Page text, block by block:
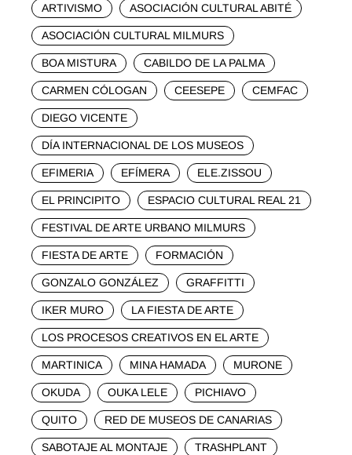
ARTIVISMO ASOCIACIÓN CULTURAL ABITÉ
ASOCIACIÓN CULTURAL MILMURS
BOA MISTURA CABILDO DE LA PALMA
CARMEN CÓLOGAN CEESEPE CEMFAC
DIEGO VICENTE
DÍA INTERNACIONAL DE LOS MUSEOS
EFIMERIA EFÍMERA ELE.ZISSOU
EL PRINCIPITO ESPACIO CULTURAL REAL 21
FESTIVAL DE ARTE URBANO MILMURS
FIESTA DE ARTE FORMACIÓN
GONZALO GONZÁLEZ GRAFFITTI
IKER MURO LA FIESTA DE ARTE
LOS PROCESOS CREATIVOS EN EL ARTE
MARTINICA MINA HAMADA MURONE
OKUDA OUKA LELE PICHIAVO
QUITO RED DE MUSEOS DE CANARIAS
SABOTAJE AL MONTAJE TRASHPLANT